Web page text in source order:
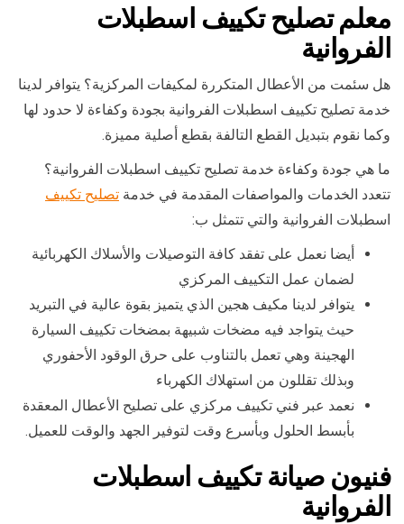
معلم تصليح تكييف اسطبلات
الفروانية
هل سئمت من الأعطال المتكررة لمكيفات المركزية؟ يتوافر لدينا
خدمة تصليح تكييف اسطبلات الفروانية بجودة وكفاءة لا حدود لها
وكما نقوم بتبديل القطع التالفة بقطع أصلية مميزة.
ما هي جودة وكفاءة خدمة تصليح تكييف اسطبلات الفروانية؟
تتعدد الخدمات والمواصفات المقدمة في خدمة تصليح تكييف
اسطبلات الفروانية والتي تتمثل ب:
أيضا نعمل على تفقد كافة التوصيلات والأسلاك الكهربائية
لضمان عمل التكييف المركزي
يتوافر لدينا مكيف هجين الذي يتميز بقوة عالية في التبريد
حيث يتواجد فيه مضخات شبيهة بمضخات تكييف السيارة
الهجينة وهي تعمل بالتناوب على حرق الوقود الأحفوري
وبذلك تقللون من استهلاك الكهرباء
نعمد عبر فني تكييف مركزي على تصليح الأعطال المعقدة
بأبسط الحلول وبأسرع وقت لتوفير الجهد والوقت للعميل.
فنيون صيانة تكييف اسطبلات
الفروانية